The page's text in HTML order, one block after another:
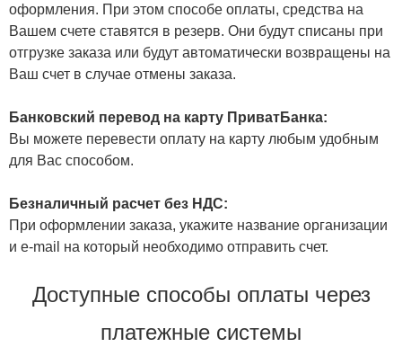
оформления. При этом способе оплаты, средства на
Вашем счете ставятся в резерв. Они будут списаны при
отгрузке заказа или будут автоматически возвращены на
Ваш счет в случае отмены заказа.
Банковский перевод на карту ПриватБанка:
Вы можете перевести оплату на карту любым удобным
для Вас способом.
Безналичный расчет без НДС:
При оформлении заказа, укажите название организации
и e-mail на который необходимо отправить счет.
Доступные способы оплаты через
платежные системы